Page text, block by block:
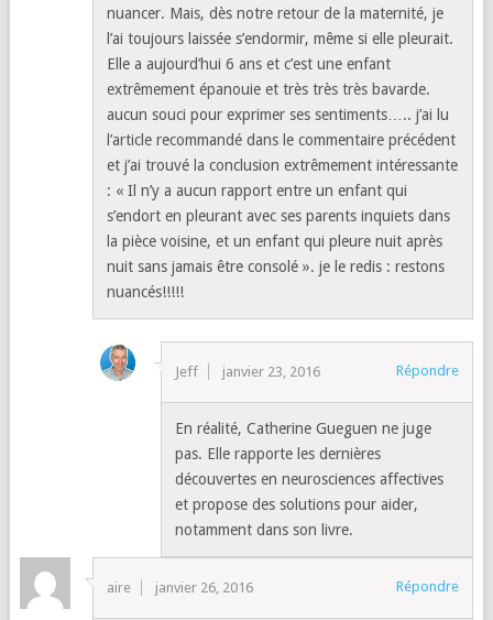
nuancer. Mais, dès notre retour de la maternité, je
l’ai toujours laissée s’endormir, même si elle pleurait.
Elle a aujourd’hui 6 ans et c’est une enfant
extrêmement épanouie et très très très bavarde.
aucun souci pour exprimer ses sentiments….. j’ai lu
l’article recommandé dans le commentaire précédent
et j’ai trouvé la conclusion extrêmement intéressante
: « Il n’y a aucun rapport entre un enfant qui
s’endort en pleurant avec ses parents inquiets dans
la pièce voisine, et un enfant qui pleure nuit après
nuit sans jamais être consolé ». je le redis : restons
nuancés!!!!!
Jeff janvier 23, 2016 Répondre
En réalité, Catherine Gueguen ne juge
pas. Elle rapporte les dernières
découvertes en neurosciences affectives
et propose des solutions pour aider,
notamment dans son livre.
aire janvier 26, 2016 Répondre